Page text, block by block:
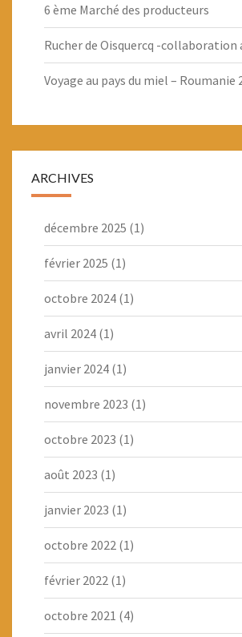
6 ème Marché des producteurs
Rucher de Oisquercq -collaboration
Voyage au pays du miel – Roumanie
ARCHIVES
décembre 2025 (1)
février 2025 (1)
octobre 2024 (1)
avril 2024 (1)
janvier 2024 (1)
novembre 2023 (1)
octobre 2023 (1)
août 2023 (1)
janvier 2023 (1)
octobre 2022 (1)
février 2022 (1)
octobre 2021 (4)